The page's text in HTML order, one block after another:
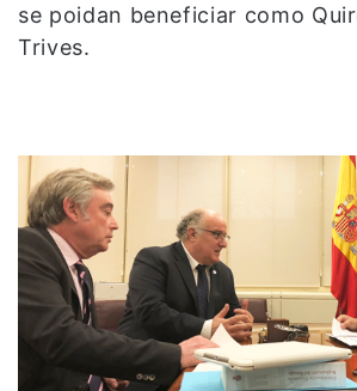
se poidan beneficiar como
Trives.